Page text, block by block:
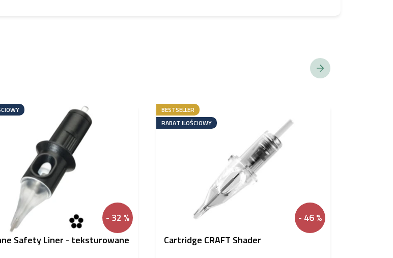
- 32 %
Safety Liner - teksturowane
- 46 %
BESTSELLER
RABAT ILOŚCIOWY
Cartridge CRAFT Shader